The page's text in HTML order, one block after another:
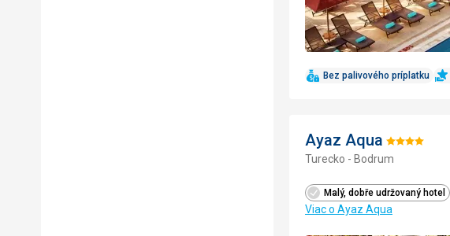
Bez palivového príplatku
Ayaz Aqua Hodnotenie:
4/5
Turecko - Bodrum
Malý, dobře udržovaný hotel
Viac o Ayaz Aqua